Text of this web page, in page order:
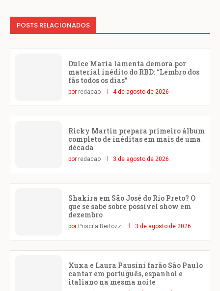
POSTS RELACIONADOS
Dulce María lamenta demora por
material inédito do RBD: “Lembro dos
fãs todos os dias”
por redacao 4 de agosto de 2026
Ricky Martin prepara primeiro álbum
completo de inéditas em mais de uma
década
por redacao 3 de agosto de 2026
Shakira em São José do Rio Preto? O
que se sabe sobre possível show em
dezembro
por Priscila Bertozzi 3 de agosto de 2026
Xuxa e Laura Pausini farão São Paulo
cantar em português, espanhol e
italiano na mesma noite